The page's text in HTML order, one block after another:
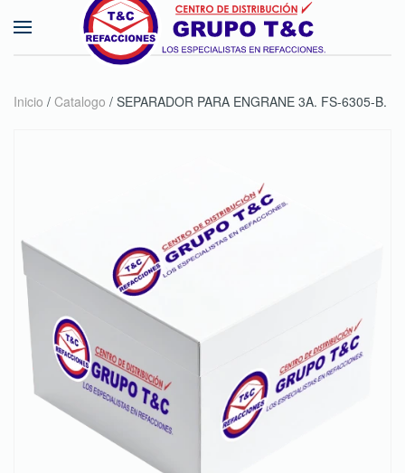
Skip to main content
Inicio / Catalogo / SEPARADOR PARA ENGRANE 3A. FS-6305-B.